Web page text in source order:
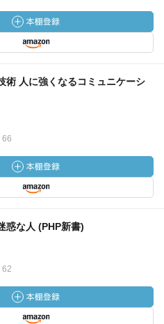
術 人に強くなるコミュニケーシ
66
惑な人 (PHP新書)
62